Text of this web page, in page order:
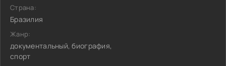
Страна:
Бразилия
Жанр:
документальный, биография,
спорт